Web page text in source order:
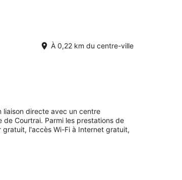
À 0,22 km du centre-ville
liaison directe avec un centre
Courtrai. Parmi les prestations de
l'accès Wi-Fi à Internet gratuit,